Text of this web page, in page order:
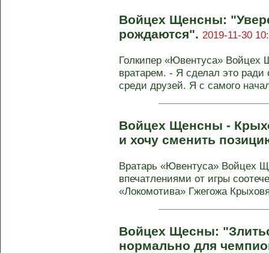
Войцех Щенсны:
рождаются". 2019-11-30
Голкипер «Ювентуса» Войцех
вратарем. - Я сделал это
среди друзей. Я с самого
Войцех Щенсны -
и хочу сменить
Вратарь «Ювентуса» Войцех
впечатлениями от игры
«Локомотива» Гжегожа
Войцех Щесны:
нормально для